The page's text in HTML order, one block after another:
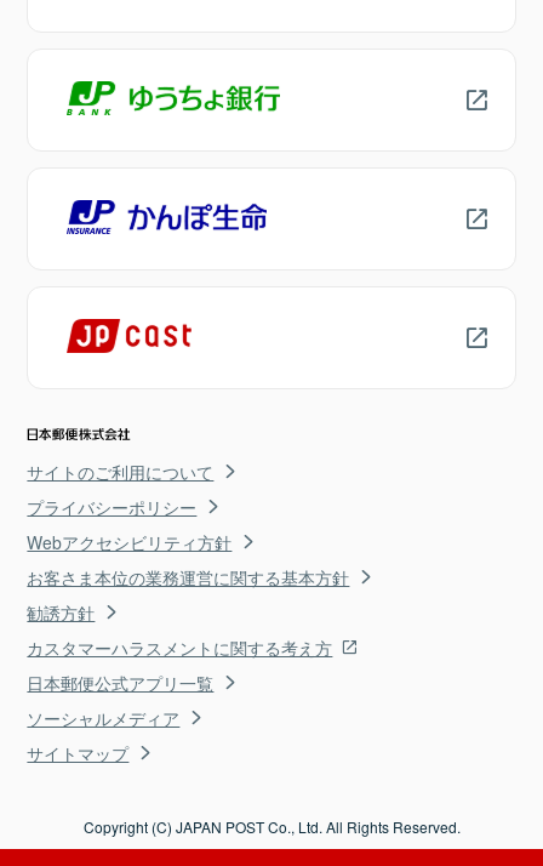
サイトのご利用について
プライバシーポリシー
Webアクセシビリティ方針
お客さま本位の業務運営に関する基本方針
勧誘方針
カスタマーハラスメントに関する考え方
日本郵便公式アプリ一覧
ソーシャルメディア
サイトマップ
Copyright (C) JAPAN POST Co., Ltd. All Rights Reserved.